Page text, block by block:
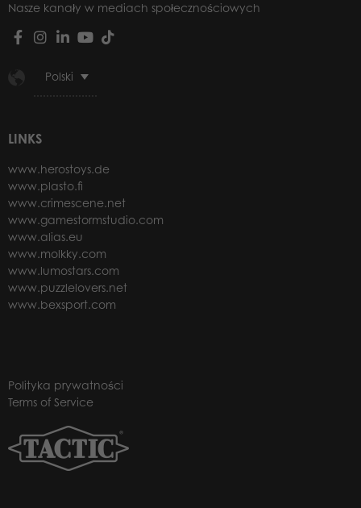
Nasze kanały w mediach społecznościowych
Polski
LINKS
www.herostoys.de
www.plasto.fi
www.crimescene.net
www.gamestormstudio.com
www.alias.eu
www.molkky.com
www.lumostars.com
www.puzzlelovers.net
www.bexsport.com
Polityka prywatności
Terms of Service